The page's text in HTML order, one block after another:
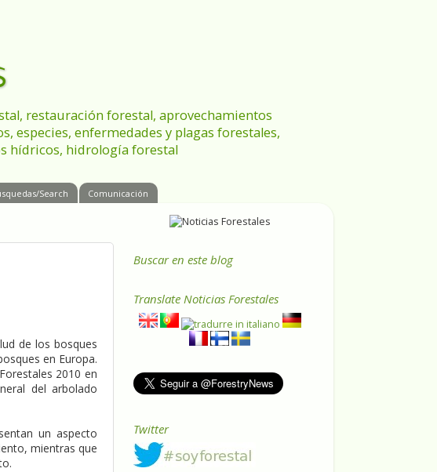
restauración forestal, aprovechamientos
especies, enfermedades y plagas forestales,
hídricos, hidrología forestal
Search Comunicación
de los bosques
en Europa.
2010 en
del arbolado
un aspecto
mientras que
Buscar en este blog
Translate Noticias Forestales
Twitter